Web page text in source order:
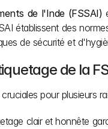
de l'Inde (FSSAI)
établissent des
de sécurité et
de la
pour plusieurs
clair et honnête